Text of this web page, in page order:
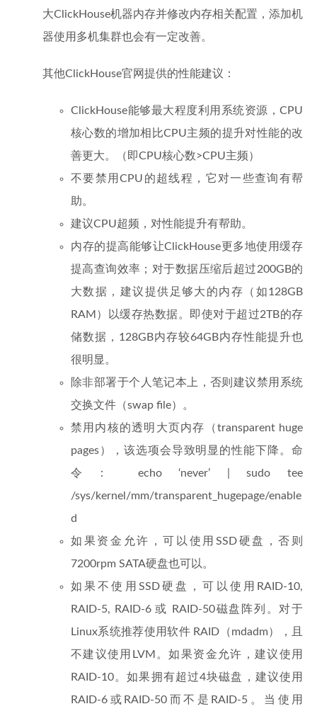
大ClickHouse机器内存并修改内存相关配置，添加机
器使用多机集群也会有一定改善。
其他ClickHouse官网提供的性能建议：
ClickHouse能够最大程度利用系统资源，CPU
核心数的增加相比CPU主频的提升对性能的改
善更大。（即CPU核心数>CPU主频）
不要禁用CPU的超线程，它对一些查询有帮
助。
建议CPU超频，对性能提升有帮助。
内存的提高能够让ClickHouse更多地使用缓存
提高查询效率；对于数据压缩后超过200GB的
大数据，建议提供足够大的内存（如128GB
RAM）以缓存热数据。即使对于超过2TB的存
储数据，128GB内存较64GB内存性能提升也
很明显。
除非部署于个人笔记本上，否则建议禁用系统
交换文件（swap file）。
禁用内核的透明大页内存（transparent huge
pages），该选项会导致明显的性能下降。命
令： echo ‘never’ | sudo tee
/sys/kernel/mm/transparent_hugepage/enable
d
如果资金允许，可以使用SSD硬盘，否则
7200rpm SATA硬盘也可以。
如果不使用SSD硬盘，可以使用RAID-10,
RAID-5, RAID-6 或 RAID-50磁盘阵列。对于
Linux系统推荐使用软件 RAID（mdadm），且
不建议使用LVM。如果资金允许，建议使用
RAID-10。如果拥有超过4块磁盘，建议使用
RAID-6或RAID-50而不是RAID-5。当使用